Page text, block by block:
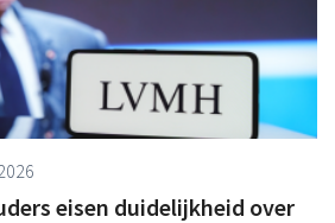
eisen duidelijkheid over